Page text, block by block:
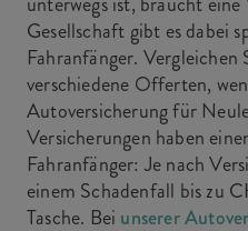
Gesellschaft gibt es dabei
Fahranfänger. Vergleichen
verschiedene Offerten,
Autoversicherung für
Versicherungen haben
Fahranfänger: Je nach
einem Schadenfall bis zu
Tasche. Bei unserer